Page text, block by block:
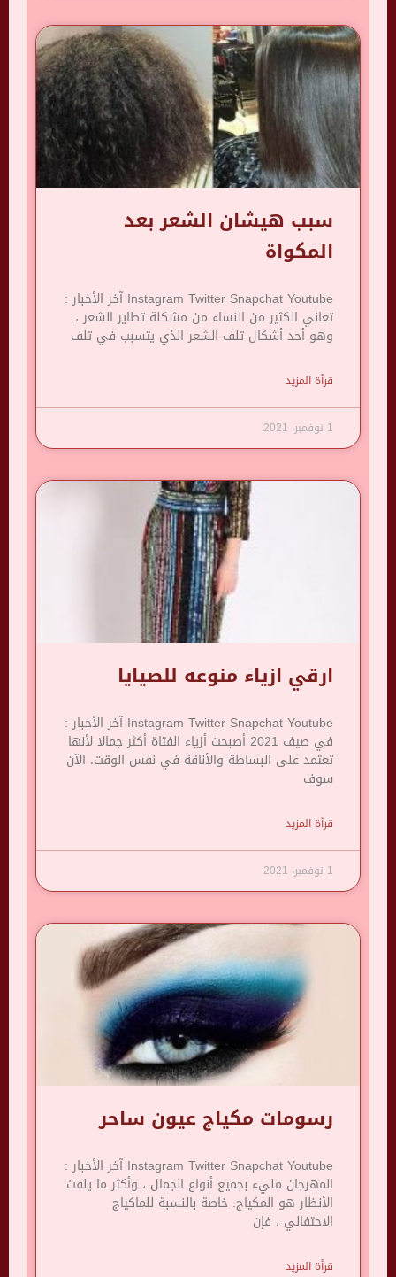
سبب هيشان الشعر بعد
المكواة
Instagram Twitter Snapchat Youtube آخر الأخبار :
تعاني الكثير من النساء من مشكلة تطاير الشعر ،
وهو أحد أشكال تلف الشعر الذي يتسبب في تلف
قرأة المزيد
1 نوفمبر، 2021
ارقي ازياء منوعه للصيايا
Instagram Twitter Snapchat Youtube آخر الأخبار :
في صيف 2021 أصبحت أزياء الفتاة أكثر جمالا لأنها
تعتمد على البساطة والأناقة في نفس الوقت، الآن
سوف
قرأة المزيد
1 نوفمبر، 2021
رسومات مكياج عيون ساحر
Instagram Twitter Snapchat Youtube آخر الأخبار :
المهرجان مليء بجميع أنواع الجمال ، وأكثر ما يلفت
الأنظار هو المكياج. خاصة بالنسبة للماكياج
الاحتفالي ، فإن
قرأة المزيد